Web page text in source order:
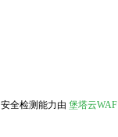
安全检测能力由 堡塔云WAF